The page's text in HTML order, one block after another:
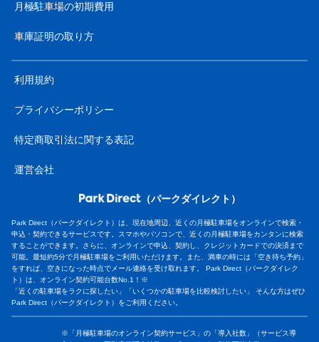
月極駐車場の初期費用
車庫証明の取り方
利用規約
プライバシーポリシー
特定商取引法に関する表記
運営会社
（パークダイレクト）
Park Direct（パークダイレクト）は、現在地周辺、近くの月極駐車場をオンラインで検索・
申込・契約できるサービスです。スマホやパソコンで、近くの月極駐車場をカンタンに検索
することができます。さらに、オンラインで申込、契約し、クレジットカードでの決済まで
可能。最短約5分で月極駐車場をご利用いただけます。また、満車の時には「空き待ち予約」
をすれば、空きになった時点でメール連絡を受け取れます。 Park Direct（パークダイレク
ト）は、オンライン契約可能台数No.1！※
「近くの駐車場をラクに探したい」「いくつかの駐車場を比較検討したい」 そんな方はぜひ
Park Direct（パークダイレクト）をご利用ください。
※「月極駐車場のオンライン契約サービス」の「導入社数」（サービス導